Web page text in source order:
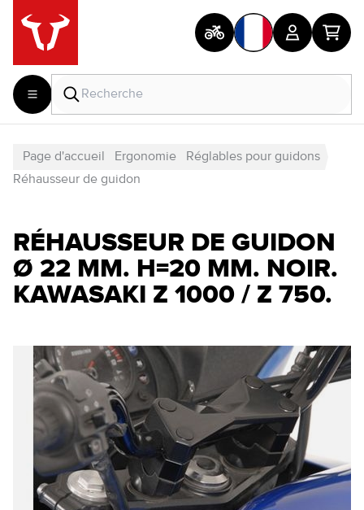
Page d'accueil Ergonomie
Réglables pour guidons
Réhausseur de guidon
RÉHAUSSEUR DE GUIDON
Ø 22 MM. H=20 MM. NOIR.
KAWASAKI Z 1000 / Z 750.